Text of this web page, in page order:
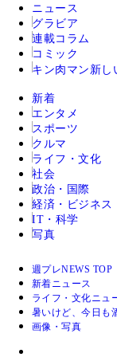
ニュース
グラビア
連載コラム
コミック
キン肉マン 新し
新着
エンタメ
スポーツ
クルマ
ライフ・文化
社会
政治・国際
経済・ビジネス
IT・科学
写真
週プレNEWS TOP
新着ニュース
ライフ・文化ニュ
暑いけど、今日
画像・写真